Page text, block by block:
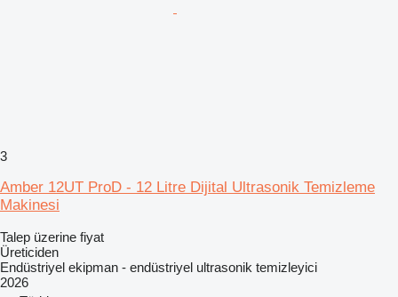
3
Amber 12UT ProD - 12 Litre Dijital Ultrasonik Temizleme
Makinesi
Talep üzerine fiyat
Üreticiden
Endüstriyel ekipman - endüstriyel ultrasonik temizleyici
2026